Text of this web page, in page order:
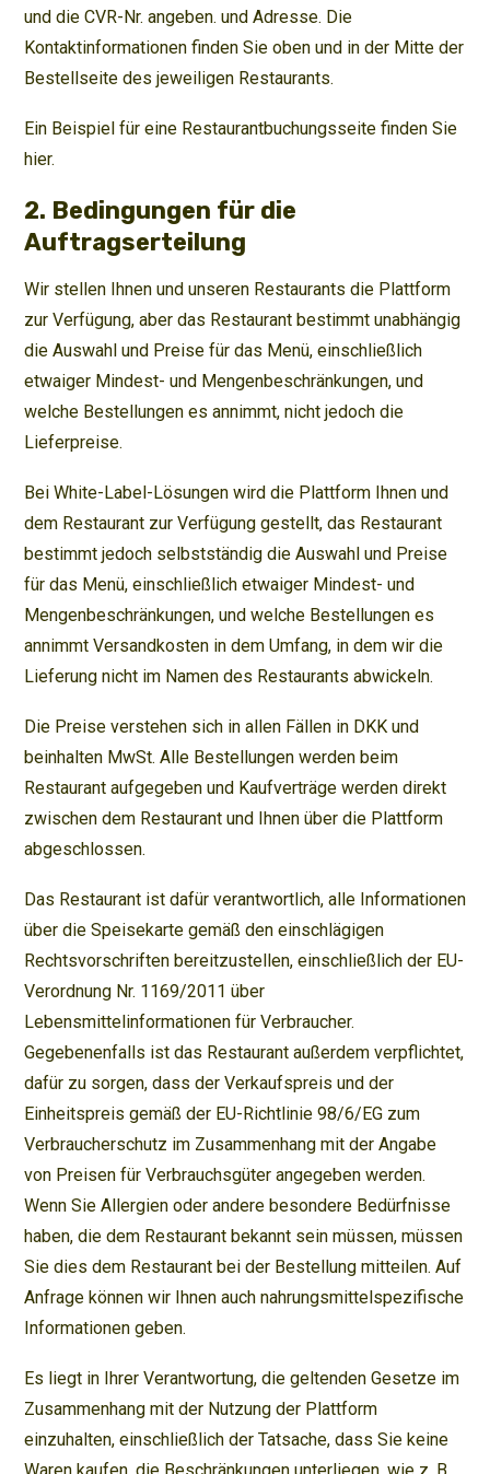
und die CVR-Nr. angeben. und Adresse. Die
Kontaktinformationen finden Sie oben und in der Mitte der
Bestellseite des jeweiligen Restaurants.
Ein Beispiel für eine Restaurantbuchungsseite finden Sie
hier.
2. Bedingungen für die
Auftragserteilung
Wir stellen Ihnen und unseren Restaurants die Plattform
zur Verfügung, aber das Restaurant bestimmt unabhängig
die Auswahl und Preise für das Menü, einschließlich
etwaiger Mindest- und Mengenbeschränkungen, und
welche Bestellungen es annimmt, nicht jedoch die
Lieferpreise.
Bei White-Label-Lösungen wird die Plattform Ihnen und
dem Restaurant zur Verfügung gestellt, das Restaurant
bestimmt jedoch selbstständig die Auswahl und Preise
für das Menü, einschließlich etwaiger Mindest- und
Mengenbeschränkungen, und welche Bestellungen es
annimmt Versandkosten in dem Umfang, in dem wir die
Lieferung nicht im Namen des Restaurants abwickeln.
Die Preise verstehen sich in allen Fällen in DKK und
beinhalten MwSt. Alle Bestellungen werden beim
Restaurant aufgegeben und Kaufverträge werden direkt
zwischen dem Restaurant und Ihnen über die Plattform
abgeschlossen.
Das Restaurant ist dafür verantwortlich, alle Informationen
über die Speisekarte gemäß den einschlägigen
Rechtsvorschriften bereitzustellen, einschließlich der EU-
Verordnung Nr. 1169/2011 über
Lebensmittelinformationen für Verbraucher.
Gegebenenfalls ist das Restaurant außerdem verpflichtet,
dafür zu sorgen, dass der Verkaufspreis und der
Einheitspreis gemäß der EU-Richtlinie 98/6/EG zum
Verbraucherschutz im Zusammenhang mit der Angabe
von Preisen für Verbrauchsgüter angegeben werden.
Wenn Sie Allergien oder andere besondere Bedürfnisse
haben, die dem Restaurant bekannt sein müssen, müssen
Sie dies dem Restaurant bei der Bestellung mitteilen. Auf
Anfrage können wir Ihnen auch nahrungsmittelspezifische
Informationen geben.
Es liegt in Ihrer Verantwortung, die geltenden Gesetze im
Zusammenhang mit der Nutzung der Plattform
einzuhalten, einschließlich der Tatsache, dass Sie keine